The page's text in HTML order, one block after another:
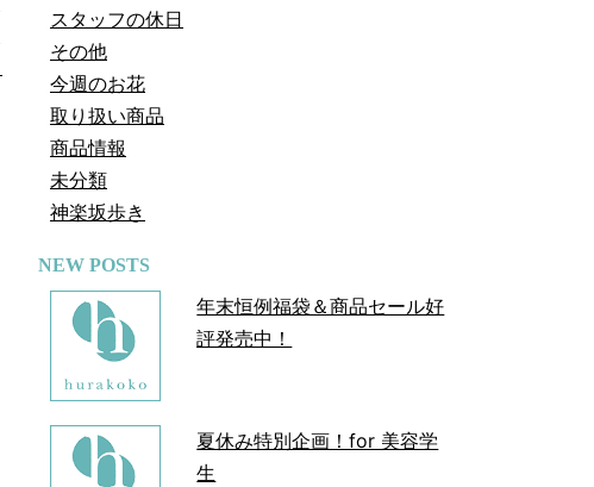
スタッフの休日
その他
今週のお花
取り扱い商品
商品情報
未分類
神楽坂歩き
NEW POSTS
年末恒例福袋＆商品セール好
評発売中！
夏休み特別企画！for 美容学
生